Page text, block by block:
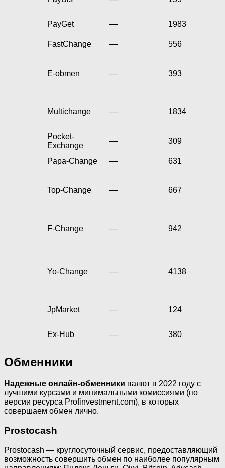
PayGet — 1983
FastChange — 556
E-obmen — 393
Multichange — 1834
Pocket-
Exchange
— 309
Papa-Change — 631
Top-Change — 667
F-Change — 942
Yo-Change — 4138
JpMarket — 124
Ex-Hub — 380
Обменники
Надежные онлайн-обменники валют в 2022 году с
лучшими курсами и минимальными комиссиями (по
версии ресурса Profinvestment.com), в которых
совершаем обмен лично.
Prostocash
Prostocash — круглосуточный сервис, предоставляющий
возможность совершить обмен по наиболее популярным